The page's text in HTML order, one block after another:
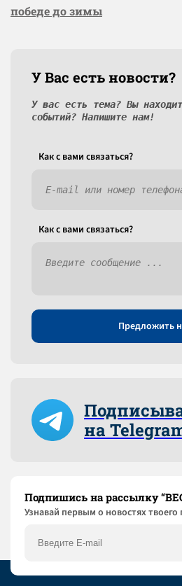
победе до зимы
У Вас есть новости?
У вас есть тема? Вы
событий? Напишите нам!
Как c вами связаться?
Как c вами связаться?
Предложить
на
Подпишись на рассылку
Узнaвай первым о новостях твоего